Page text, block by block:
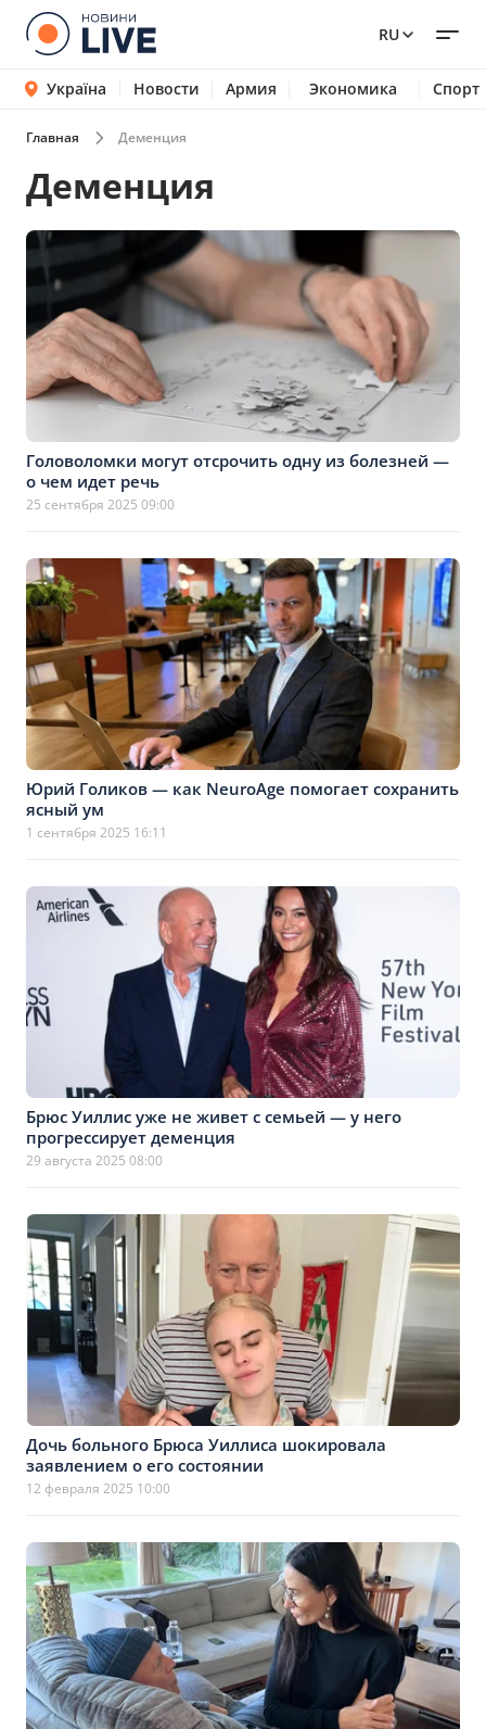
RU
Україна Новости Армия Экономика Спорт
Главная Деменция
Деменция
Головоломки могут отсрочить одну из болезней —
о чем идет речь
25 сентября 2025 09:00
Юрий Голиков — как NeuroAge помогает сохранить
ясный ум
1 сентября 2025 16:11
Брюс Уиллис уже не живет с семьей — у него
прогрессирует деменция
29 августа 2025 08:00
Дочь больного Брюса Уиллиса шокировала
заявлением о его состоянии
12 февраля 2025 10:00